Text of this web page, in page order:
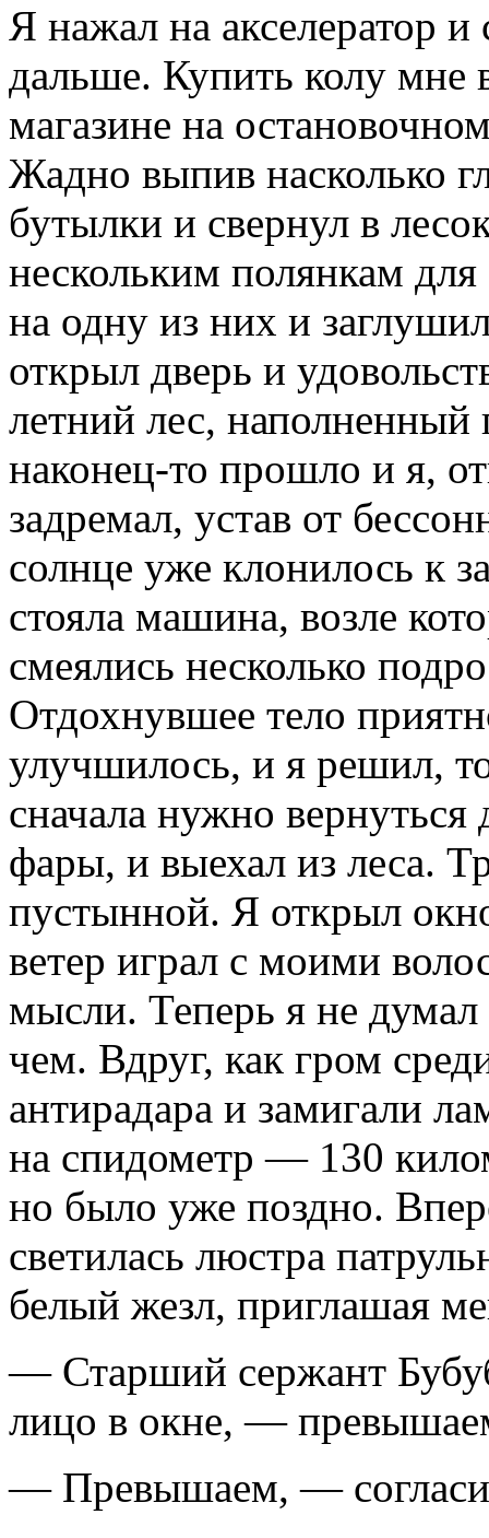
Я нажал на акселератор и
дальше. Купить колу мне
магазине на
Жадно выпив насколько
бутылки и свернул в
нескольким полянкам
на одну из них и
открыл дверь и
летний лес,
наконец-то прошло и я,
задремал, устав от
солнце уже клонилось к
стояла машина, возле
смеялись несколько
Отдохнувшее тело
улучшилось, и я решил,
сначала нужно
фары, и выехал из леса.
пустынной. Я открыл
ветер играл с моими
мысли. Теперь я не
чем. Вдруг, как гром
антирадара и замигали
на спидометр — 130
но было уже поздно.
светилась люстра
белый жезл, приглашая
— Старший сержант
лицо в окне, —
— Превышаем, —